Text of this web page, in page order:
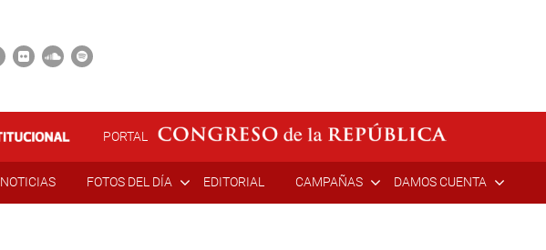
PORTAL
NOTICIAS FOTOS DEL DÍA EDITORIAL CAMPAÑAS DAMOS CUENTA